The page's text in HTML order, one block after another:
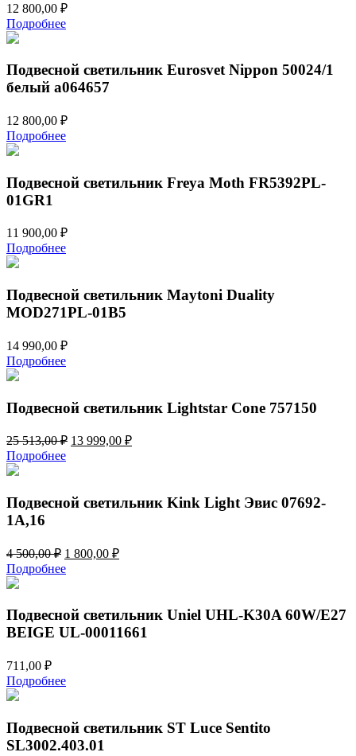
12 800,00 ₽
Подробнее
Подвесной светильник Eurosvet Nippon 50024/1
белый a064657
12 800,00 ₽
Подробнее
Подвесной светильник Freya Moth FR5392PL-
01GR1
11 900,00 ₽
Подробнее
Подвесной светильник Maytoni Duality
MOD271PL-01B5
14 990,00 ₽
Подробнее
Подвесной светильник Lightstar Cone 757150
25 513,00₽ Первоначальная
513,00 ₽.
13 999,00 ₽Текущая
Подробнее
Подвесной светильник Kink Light Эвис 07692-
1A,16
4 500,00₽ Первоначальная
цена
составляла
500,00 ₽.
1 800,00 ₽Текущая
Подробнее
Подвесной светильник Uniel UHL-K30A 60W/E27
BEIGE UL-00011661
711,00 ₽
Подробнее
Подвесной светильник ST Luce Sentito
SL3002.403.01